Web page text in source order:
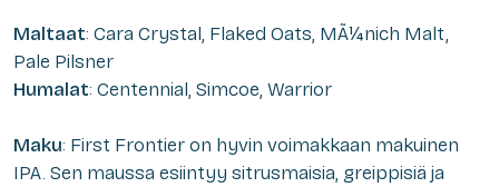
Maltaat: Cara Crystal, Flaked Oats, MÃ¼nich Malt,
Pale Pilsner
Humalat: Centennial, Simcoe, Warrior
Maku: First Frontier on hyvin voimakkaan makuinen
IPA. Sen maussa esiintyy sitrusmaisia, greippisiä ja